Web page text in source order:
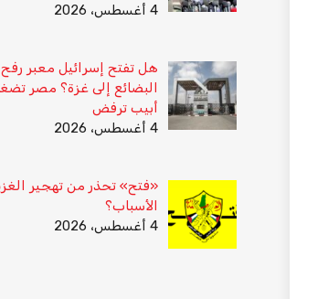
4 أغسطس، 2026
هل تفتح إسرائيل معبر رفح
البضائع إلى غزة؟ مصر
أبيب ترفض
4 أغسطس، 2026
«فتح» تحذر من تهجير
الأسباب؟
4 أغسطس، 2026